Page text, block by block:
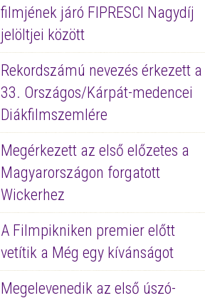
filmjének járó FIPRESCI Nagydíj
jelöltjei között
Rekordszámú nevezés érkezett a
33. Országos/Kárpát-medencei
Diákfilmszemlére
Megérkezett az első előzetes a
Magyarországon forgatott
Wickerhez
A Filmpikniken premier előtt
vetítik a Még egy kívánságot
Megelevenedik az első úszó-